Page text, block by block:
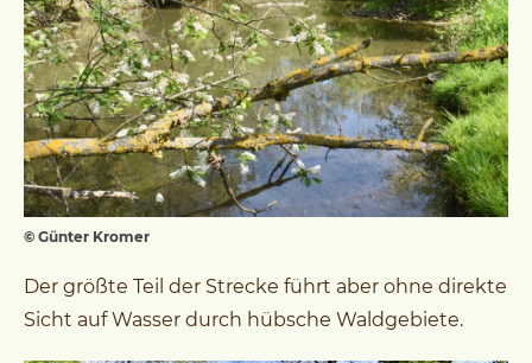
© Günter Kromer
Der größte Teil der Strecke führt aber ohne direkte
Sicht auf Wasser durch hübsche Waldgebiete.